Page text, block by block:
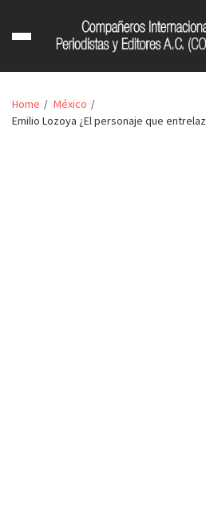
Home
México
Emilio Lozoya ¿El personaje que